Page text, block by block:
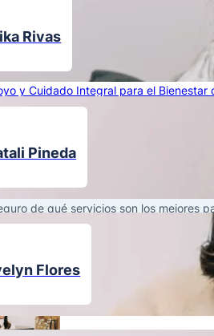
y Cuidado Integral para el Bienestar
de qué servicios son los mejores
Rivas
Pineda
Flores